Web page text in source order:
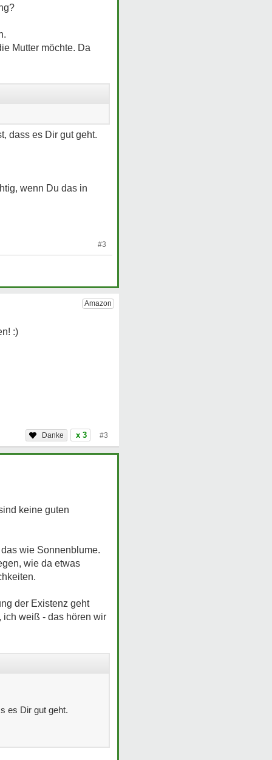
Mutter möchte. Da
dass es Dir gut geht.
wenn Du das in
#3
x 3 #3
keine guten
wie Sonnenblume.
wie da etwas
der Existenz geht
ich weiß - das hören wir
es Dir gut geht.